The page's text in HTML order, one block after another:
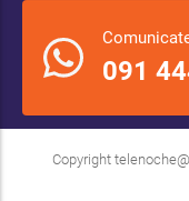
091
Copyright